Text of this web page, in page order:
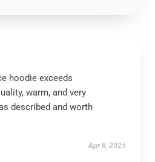
hoodie exceeds
warm, and very
described and worth
Apr 8, 2025